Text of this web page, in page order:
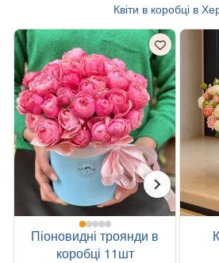
Квіти в коробці в
Піоновидні троянди в
коробці 11шт